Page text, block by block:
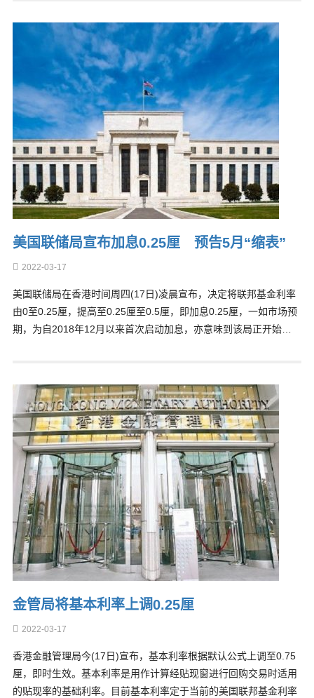
美国联储局宣布加息0.25厘 预告5月“缩表”
2022-03-17
美国联储局在香港时间周四(17日)凌晨宣布，决定将联邦基金利率
由0至0.25厘，提高至0.25厘至0.5厘，即加息0.25厘，一如市场预
期，为自2018年12月以来首次启动加息，亦意味到该局正开始…
金管局将基本利率上调0.25厘
2022-03-17
香港金融管理局今(17日)宣布，基本利率根据默认公式上调至0.75
厘，即时生效。基本利率是用作计算经贴现窗进行回购交易时适用
的贴现率的基础利率。目前基本利率定于当前的美国联邦基金利率